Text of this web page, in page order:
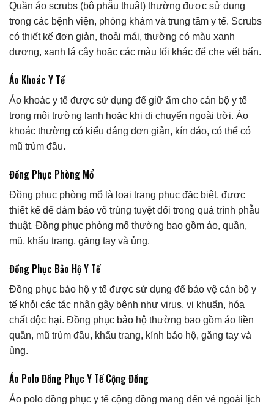
Quần áo scrubs (bộ phẫu thuật) thường được sử dụng
trong các bệnh viện, phòng khám và trung tâm y tế. Scrubs
có thiết kế đơn giản, thoải mái, thường có màu xanh
dương, xanh lá cây hoặc các màu tối khác để che vết bẩn.
Áo Khoác Y Tế
Áo khoác y tế được sử dụng để giữ ấm cho cán bộ y tế
trong môi trường lạnh hoặc khi di chuyển ngoài trời. Áo
khoác thường có kiểu dáng đơn giản, kín đáo, có thể có
mũ trùm đầu.
Đồng Phục Phòng Mổ
Đồng phục phòng mổ là loại trang phục đặc biệt, được
thiết kế để đảm bảo vô trùng tuyệt đối trong quá trình phẫu
thuật. Đồng phục phòng mổ thường bao gồm áo, quần,
mũ, khẩu trang, găng tay và ủng.
Đồng Phục Bảo Hộ Y Tế
Đồng phục bảo hộ y tế được sử dụng để bảo vệ cán bộ y
tế khỏi các tác nhân gây bệnh như virus, vi khuẩn, hóa
chất độc hại. Đồng phục bảo hộ thường bao gồm áo liền
quần, mũ trùm đầu, khẩu trang, kính bảo hộ, găng tay và
ủng.
Áo Polo Đồng Phục Y Tế Cộng Đồng
Áo polo đồng phục y tế cộng đồng mang đến vẻ ngoài lịch